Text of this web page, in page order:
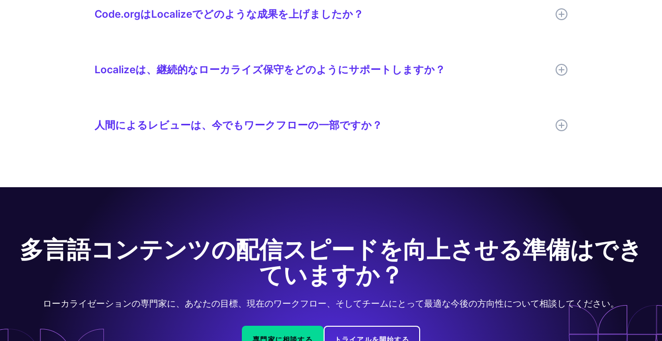
すべてにおいて、「ループ」や「関数」といった用語は共通の用語集によって一貫性が保たれています。
Code.orgはLocalizeでどのような成果を上げましたか？
Localizeは、継続的なローカライズ保守をどのようにサポートしますか？
人間によるレビューは、今でもワークフローの一部ですか？
多言語コンテンツの配信スピードを向上させる準備はでき
ていますか？
ローカライゼーションの専門家に、あなたの目標、現在のワークフロー、そしてチームにとって最適な今後の方向性について相談してください。
専門家に相談する トライアルを開始する